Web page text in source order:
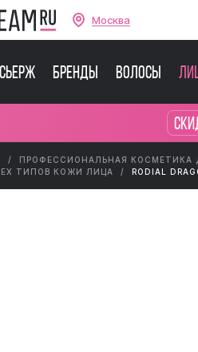
Москва
Бренды Волосы
ПРОФЕССИОНАЛЬНАЯ КОСМЕТИКА
ТИПОВ КОЖИ ЛИЦА
RODIAL